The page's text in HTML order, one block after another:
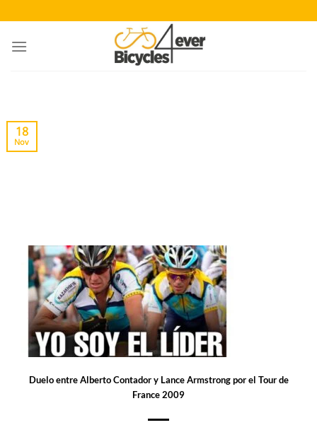
al
contenido
Duelo entre Alberto Contador y Lance Armstrong por el Tour de
France 2009
18
Nov